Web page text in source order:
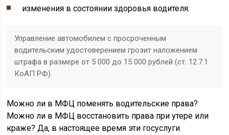
изменения в состоянии здоровья водителя.
Управление автомобилем с просроченным
водительским удостоверением грозит наложением
штрафа в размере от 5 000 до 15 000 рублей (ст. 12.7.1
КоАП РФ).
Можно ли в МФЦ поменять водительские права?
Можно ли в МФЦ восстановить права при утере или
краже? Да, в настоящее время эти госуслуги